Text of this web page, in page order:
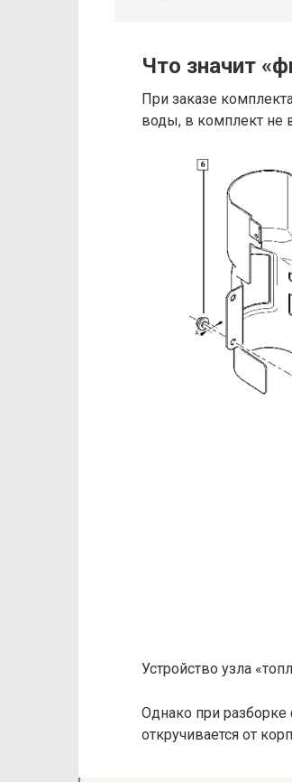
Что значит
При заказе
воды, в комплект не
Устройство узла
Однако при разборке
откручивается от